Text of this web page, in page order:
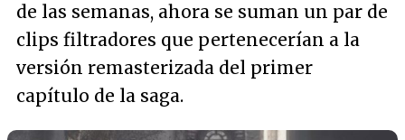
de las semanas, ahora se suman un par de
clips filtradores que pertenecerían a la
versión remasterizada del primer
capítulo de la saga.